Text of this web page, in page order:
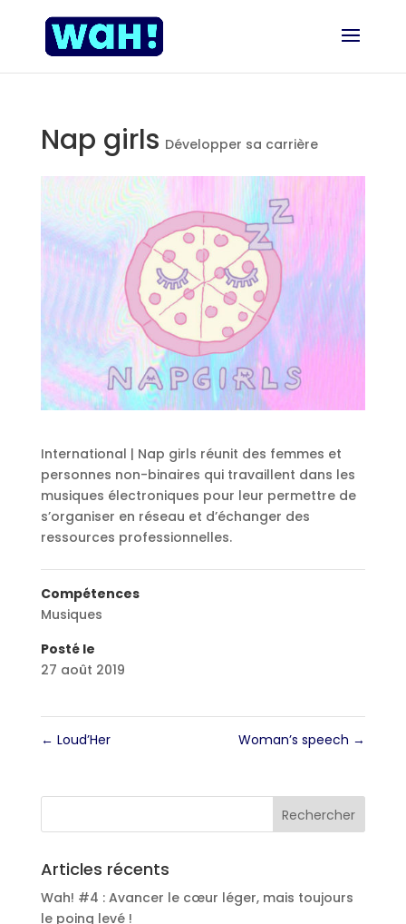
Nap girls Développer sa carrière
International | Nap girls réunit des femmes et
personnes non-binaires qui travaillent dans les
musiques électroniques pour leur permettre de
s’organiser en réseau et d’échanger des
ressources professionnelles.
Compétences
Musiques
Posté le
27 août 2019
← Loud’Her Woman’s speech →
Articles récents
Wah! #4 : Avancer le cœur léger, mais toujours
le poing levé !